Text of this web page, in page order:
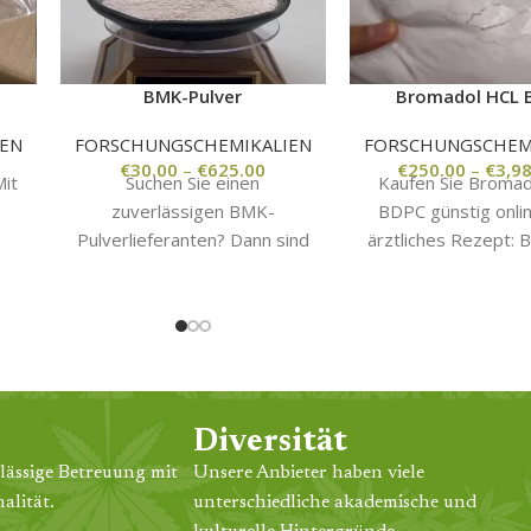
BMK-Pulver
FORSCHUNGSCHEMIKALIEN
€30.00 – €625.00
Suchen Sie einen
zuverlässigen BMK-
Pulverlieferanten? Dann sind
stolz darauf, hochwertiges
Bromadol HCL
€250.00 – €
Kaufen Sie
BDPC günstig
ärztliches Rezept:
Betreuung mit
Diversität
Unsere Anbieter haben viele
unterschiedliche akademische und